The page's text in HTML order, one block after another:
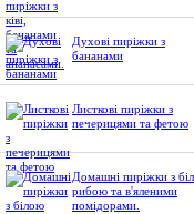
Духові пиріжки з
бананами
Листкові пиріжки з
печерицями та фетою
Домашні пиріжки з
рибою та в'яленими
помідорами.